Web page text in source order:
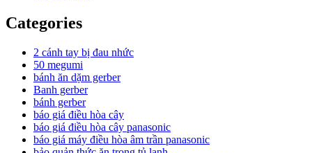
Categories
2 cánh tay bị đau nhức
50 megumi
bánh ăn dặm gerber
Banh gerber
bánh gerber
báo giá điều hòa cây
báo giá điều hòa cây panasonic
báo giá máy điều hòa âm trần panasonic